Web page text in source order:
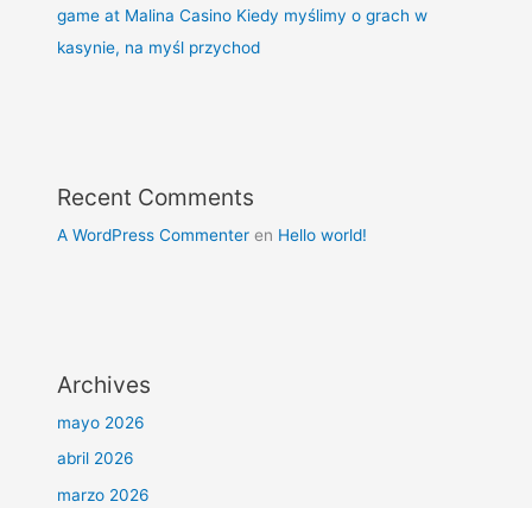
game at Malina Casino Kiedy myślimy o grach w
kasynie, na myśl przychod
Recent Comments
A WordPress Commenter en Hello world!
Archives
mayo 2026
abril 2026
marzo 2026